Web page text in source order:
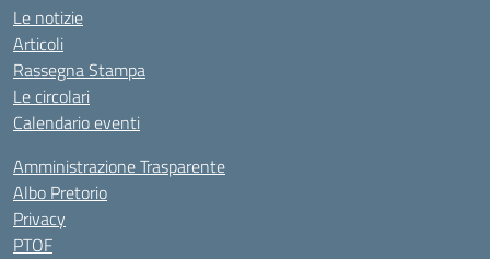
Le notizie
Articoli
Rassegna Stampa
Le circolari
Calendario eventi
Amministrazione Trasparente
Albo Pretorio
Privacy
PTOF